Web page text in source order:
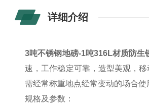
详细介绍
3吨不锈钢地磅-1吨316L材质防生
速，工作稳定可靠，造型美观，
需经常称重地点经常变动的场合使
规格及参数：